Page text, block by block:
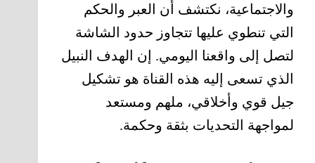
والاجتماعية، نكتشف أن العبر والحكم
التي تنطوي عليها تتجاوز حدود الشاشة
لتصل إلى واقعنا اليومي. إن الهدف النبيل
الذي تسعى إليه هذه القناة هو تشكيل
جيل قوي وأخلاقي، ملهم ومستعد
لمواجهة التحديات بثقة وحكمة.